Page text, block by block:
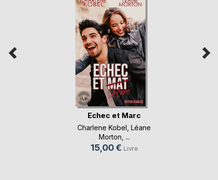
Echec et Marc
Charlene Kobel Léane
Morton , ...
15,00 € Livre